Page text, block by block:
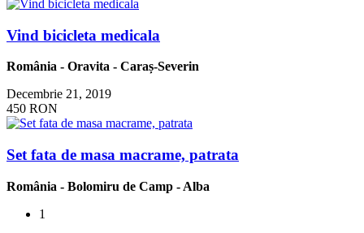
Vind bicicleta medicala
România - Oravita - Caraș-Severin
Decembrie 21, 2019
450 RON
Set fata de masa macrame, patrata
România - Bolomiru de Camp - Alba
1